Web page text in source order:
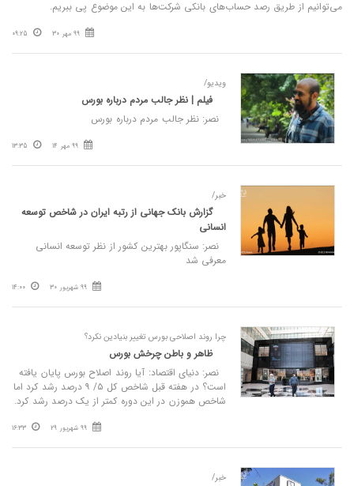
می‌توانیم از طریق رصد حساب‌های بانکی شرکت‌ها به این موضوع پی ببریم.
99 مهر 30 09:25
ویدیو/
فیلم | نظر جالب مردم درباره بورس
نصر: نظر جالب مردم درباره بورس
99 مهر 14 13:35
خبر/
گزارش بانک جهانی از رتبه ایران در شاخص توسعه
انسانی
نصر: سنگاپور بهترین کشور از نظر توسعه انسانی
معرفی شد
99 شهریور 30 14:00
چرا روند اصلاحی بورس تغییر بنیادین نکرد؟
ظاهر و باطن چرخش بورس
نصر: دنیای اقتصاد: آیا روند اصلاح بورس پایان یافته
است؟ در هفته قبل شاخص کل ۵/ ۹ درصد رشد کرد اما
شاخص هموزن در این دوره کمتر از یک درصد رشد کرد.
99 شهریور 29 16:33
خبر/